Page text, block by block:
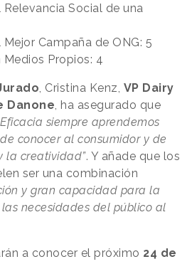
Social de una
Campaña de ONG: 5
Medios Propios: 4
, Cristina Kenz, VP Dairy
Danone, ha asegurado que
siempre aprendemos
conocer al consumidor y de
la creatividad”. Y añade que los
ser una combinación
y gran capacidad para la
necesidades del público al
a conocer el próximo 24 de